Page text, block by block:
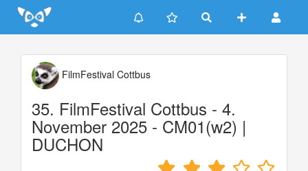
Update cookies preferences
FilmFestival Cottbus
35. FilmFestival Cottbus - 4.
November 2025 - CM01(w2) |
DUCHON